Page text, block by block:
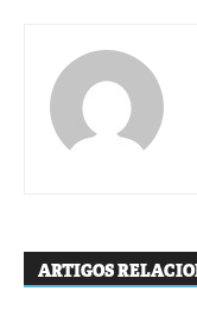
ARTIGOS